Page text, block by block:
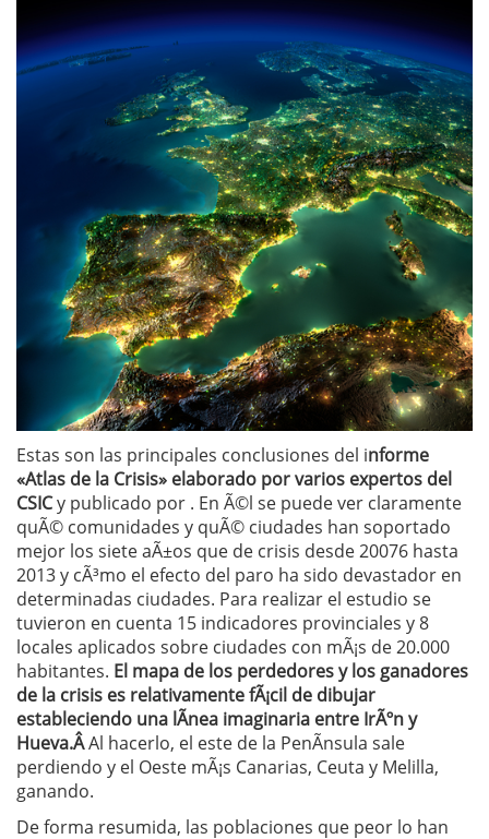
Estas son las principales conclusiones del informe
«Atlas de la Crisis» elaborado por varios expertos del
CSICy publicado por . En Ã©l se puede ver claramente
quÃ© comunidades y quÃ© ciudades han soportado
mejor los siete aÃ±os que de crisis desde 20076 hasta
2013 y cÃ³mo el efecto del paro ha sido devastador en
determinadas ciudades. Para realizar el estudio se
tuvieron en cuenta 15 indicadores provinciales y 8
locales aplicados sobre ciudades con mÃ¡s de 20.000
habitantes. El mapa de los perdedores y los ganadores
de la crisis es relativamente fÃ¡cil de dibujar
estableciendo una lÃ­nea imaginaria entre IrÃºn y
Hueva.ÂAl hacerlo, el este de la PenÃ­nsula sale
perdiendo y el Oeste mÃ¡s Canarias, Ceuta y Melilla,
ganando.
De forma resumida, las poblaciones que peor lo han